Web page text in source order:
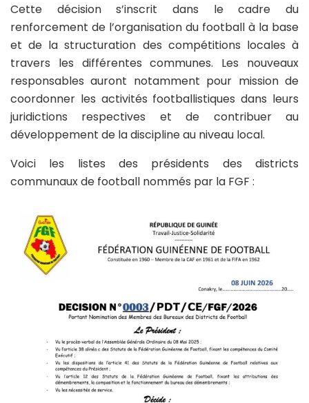
Cette décision s’inscrit dans le cadre du
renforcement de l’organisation du football à la base
et de la structuration des compétitions locales à
travers les différentes communes. Les nouveaux
responsables auront notamment pour mission de
coordonner les activités footballistiques dans leurs
juridictions respectives et de contribuer au
développement de la discipline au niveau local.
Voici les listes des présidents des districts
communaux de football nommés par la FGF :